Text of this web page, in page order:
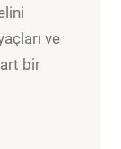
ve
bir